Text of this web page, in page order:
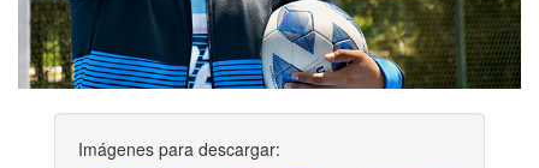
Imágenes para descargar: